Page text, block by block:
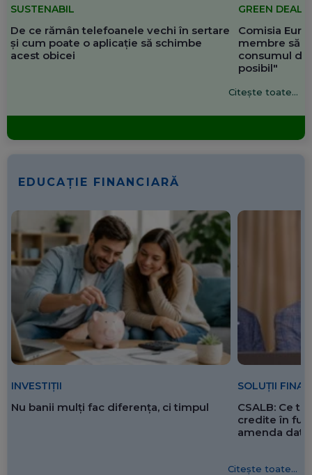
SUSTENABIL
De ce rămân telefoanele vechi în sertare
și cum poate o aplicație să schimbe
acest obicei
GREEN DEAL
Comisia
membre să
consumul de
posibil"
Citește toate...
EDUCAȚIE FINANCIARĂ
INVESTIȚII
Nu banii mulți fac diferența, ci timpul
SOLUȚII
CSALB: Ce
credite în
amenda
Citește toate...